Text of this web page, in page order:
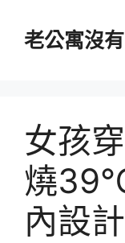
老公寓沒
女孩
燒
內設